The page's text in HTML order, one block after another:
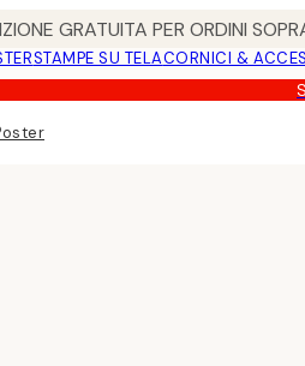
GRATUITA PER ORDINI
STAMPE SU TELACORNICI &